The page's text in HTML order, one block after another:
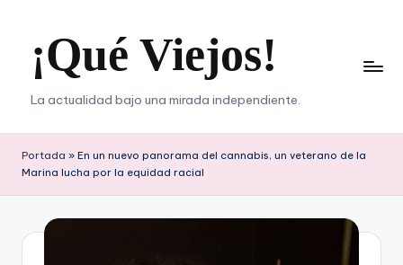
contenido¡Qué Viejos!
La actualidad bajo una mirada independiente.
Portada » En un nuevo panorama del cannabis, un veterano de la
Marina lucha por la equidad racial